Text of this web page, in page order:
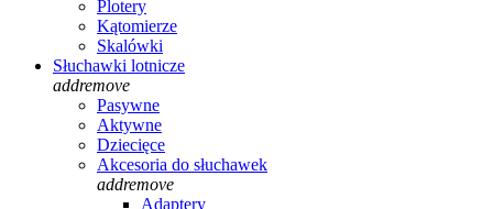
Plotery
Kątomierze
Skalówki
Słuchawki lotnicze
addremove
Pasywne
Aktywne
Dziecięce
Akcesoria do słuchawek
addremove
Adaptery